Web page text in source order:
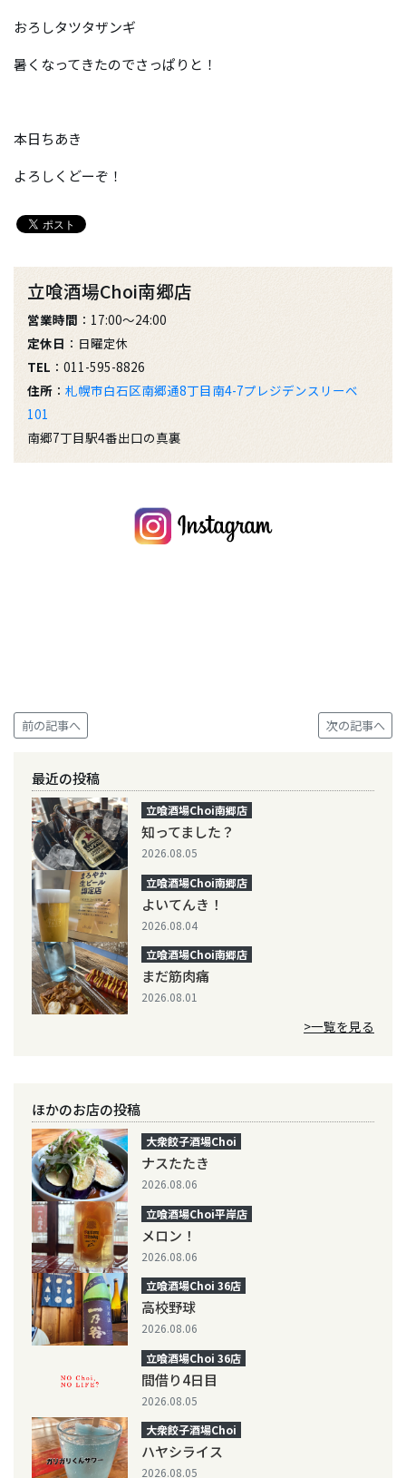
おろしタツタザンギ
暑くなってきたのでさっぱりと！
本日ちあき
よろしくどーぞ！
立喰酒場Choi南郷店
営業時間 ：17:00～24:00
定休日 ：日曜定休
TEL ：011-595-8826
住所 ： 札幌市白石区南郷通8丁目南4-7プレジデンスリーベ
101
南郷7丁目駅4番出口の真裏
前の記事へ 次の記事へ
最近の投稿
立喰酒場Choi南郷店
知ってました？
2026.08.05
立喰酒場Choi南郷店
よいてんき！
2026.08.04
立喰酒場Choi南郷店
まだ筋肉痛
2026.08.01
>一覧を見る
ほかのお店の投稿
大衆餃子酒場Choi
ナスたたき
2026.08.06
立喰酒場Choi平岸店
メロン！
2026.08.06
立喰酒場Choi 36店
高校野球
2026.08.06
立喰酒場Choi 36店
間借り4日目
2026.08.05
大衆餃子酒場Choi
ハヤシライス
2026.08.05